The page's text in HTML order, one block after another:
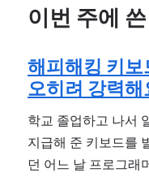
이번 주에
해피해킹 키
오히려 강력해
학교 졸업하고 나서
지급해 준 키보드를
던 어느 날 프로그래